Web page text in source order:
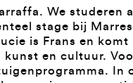
We studeren
stage bij
is Frans en komt
en cultuur.
In